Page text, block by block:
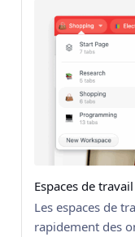
Espaces de travail
Les espaces de
rapidement des